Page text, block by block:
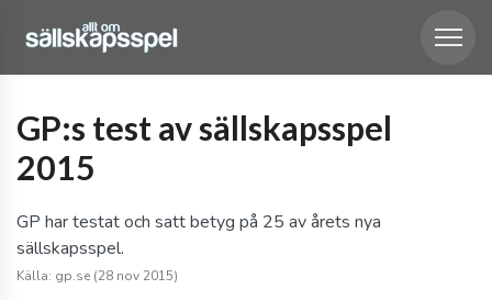
GP:s test av sällskapsspel
2015
GP har testat och satt betyg på 25 av årets nya
sällskapsspel.
Källa: gp.se (28 nov 2015)